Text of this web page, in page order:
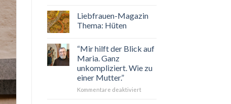
sind
Liebfrauen-Magazin
Thema: Hüten
“Mir hilft der Blick auf
Maria. Ganz
unkompliziert. Wie zu
einer Mutter.”
Kommentare deaktiviertfür